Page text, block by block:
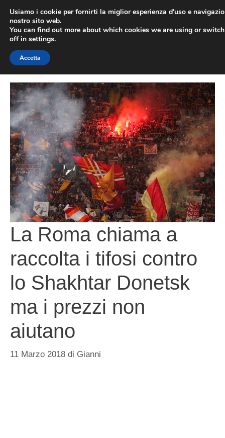
contenuto
La Roma chiama a
raccolta i tifosi contro
lo Shakhtar Donetsk
ma i prezzi non
aiutano
11 Marzo 2018 di Gianni
Usiamo i cookie per fornirti la miglior esperienza d'uso e
nostro sito web.
You can find out more about which cookies we are using or
off in settings.
Accetta